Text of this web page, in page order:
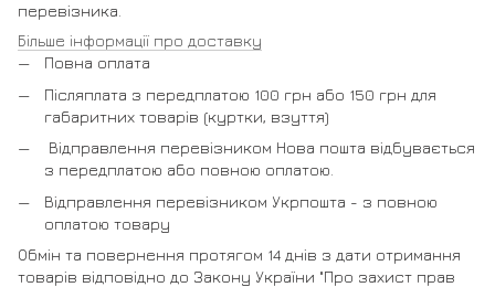
перевізника.
Більше інформації про доставку
Повна оплата
Післяплата з передплатою 100 грн або 150 грн для
габаритних товарів (куртки, взуття)
Відправлення перевізником Нова пошта відбувається
з передплатою або повною оплатою.
Відправлення перевізником Укрпошта - з повною
оплатою товару
Обмін та повернення протягом 14 днів з дати отримання
товарів відповідно до Закону України "Про захист прав